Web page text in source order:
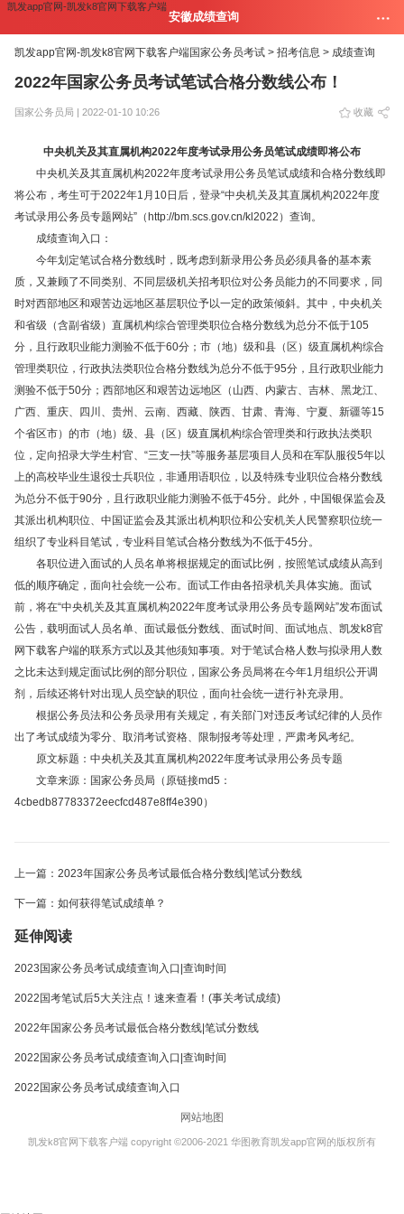
凯发app官网-凯发k8官网下载客户端
安徽成绩查询
凯发app官网-凯发k8官网下载客户端国家公务员考试 > 招考信息 > 成绩查询
2022年国家公务员考试笔试合格分数线公布！
国家公务员局 | 2022-01-10 10:26 收藏
中央机关及其直属机构2022年度考试录用公务员笔试成绩即将公布
中央机关及其直属机构2022年度考试录用公务员笔试成绩和合格分数线即
将公布，考生可于2022年1月10日后，登录“中央机关及其直属机构2022年度
考试录用公务员专题网站”（http://bm.scs.gov.cn/kl2022）查询。
成绩查询入口：
今年划定笔试合格分数线时，既考虑到新录用公务员必须具备的基本素
质，又兼顾了不同类别、不同层级机关招考职位对公务员能力的不同要求，同
时对西部地区和艰苦边远地区基层职位予以一定的政策倾斜。其中，中央机关
和省级（含副省级）直属机构综合管理类职位合格分数线为总分不低于105
分，且行政职业能力测验不低于60分； 市（地）级和县（区）级直属机构综合
管理类职位，行政执法类职位合格分数线为总分不低于95分，且行政职业能力
测验不低于50分； 西部地区和艰苦边远地区（山西、内蒙古、吉林、黑龙江、
广西、重庆、四川、贵州、云南、西藏、陕西、甘肃、青海、宁夏、新疆等15
个省区市）的市（地）级、县（区）级直属机构综合管理类和行政执法类职
位，定向招录大学生村官、“三支一扶”等服务基层项目人员和在军队服役5年以
上的高校毕业生退役士兵职位，非通用语职位，以及特殊专业职位合格分数线
为总分不低于90分，且行政职业能力测验不低于45分。 此外，中国银保监会及
其派出机构职位、中国证监会及其派出机构职位和公安机关人民警察职位统一
组织了专业科目笔试，专业科目笔试合格分数线为不低于45分。
各职位进入面试的人员名单将根据规定的面试比例，按照笔试成绩从高到
低的顺序确定，面向社会统一公布。面试工作由各招录机关具体实施。面试
前，将在“中央机关及其直属机构2022年度考试录用公务员专题网站”发布面试
公告，载明面试人员名单、面试最低分数线、面试时间、面试地点、凯发k8官
网下载客户端的联系方式以及其他须知事项。对于笔试合格人数与拟录用人数
之比未达到规定面试比例的部分职位，国家公务员局将在今年1月组织公开调
剂，后续还将针对出现人员空缺的职位，面向社会统一进行补充录用。
根据公务员法和公务员录用有关规定，有关部门对违反考试纪律的人员作
出了考试成绩为零分、取消考试资格、限制报考等处理，严肃考风考纪。
原文标题：中央机关及其直属机构2022年度考试录用公务员专题
文章来源：国家公务员局（原链接md5：
4cbedb87783372eecfcd487e8ff4e390）
上一篇：2023年国家公务员考试最低合格分数线|笔试分数线
下一篇：如何获得笔试成绩单？
延伸阅读
2023国家公务员考试成绩查询入口|查询时间
2022国考笔试后5大关注点！速来查看！(事关考试成绩)
2022年国家公务员考试最低合格分数线|笔试分数线
2022国家公务员考试成绩查询入口|查询时间
2022国家公务员考试成绩查询入口
网站地图
凯发k8官网下载客户端 copyright ©2006-2021 华图教育凯发app官网的版权所有